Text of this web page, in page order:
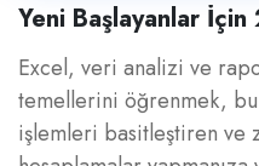
Yeni Başlayanlar
Excel, veri analizi ve
temellerini öğrenmek, bu
işlemleri basitleştiren ve